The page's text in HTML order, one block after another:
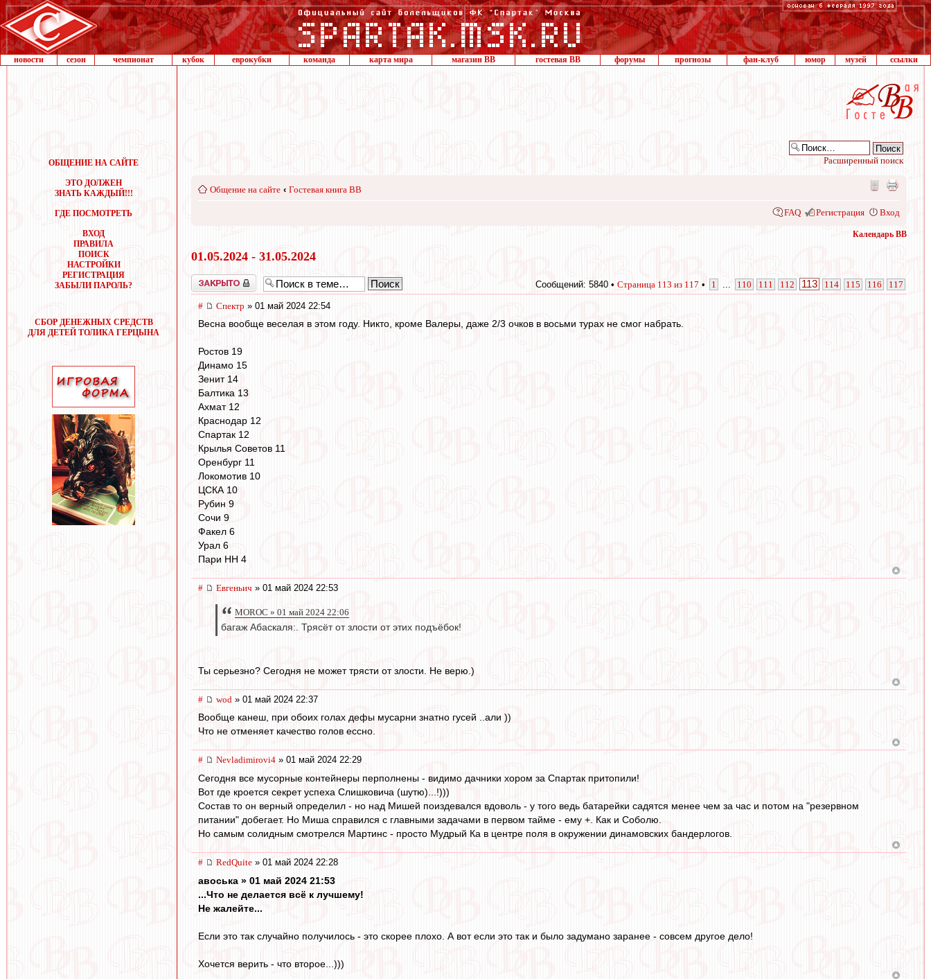
новости сезон чемпионат кубок еврокубки команда карта мира магазин ВВ гостевая ВВ форумы прогнозы фан-клуб юмор музей ссылки
ОБЩЕНИЕ НА САЙТЕ
ЭТО ДОЛЖЕН
ЗНАТЬ КАЖДЫЙ!!!
ГДЕ ПОСМОТРЕТЬ
ВХОД
ПРАВИЛА
ПОИСК
НАСТРОЙКИ
РЕГИСТРАЦИЯ
ЗАБЫЛИ ПАРОЛЬ?
СБОР ДЕНЕЖНЫХ СРЕДСТВ
ДЛЯ ДЕТЕЙ ТОЛИКА ГЕРЦЫНА
Расширенный поиск
Общение на сайте ‹ Гостевая книга ВВ
FAQ Регистрация Вход
Календарь ВВ
01.05.2024 - 31.05.2024
Закрыто Сообщений: 5840 • Страница 113 из 117 • 1 110 111 112 113 114 115 116 117
# Спектр » 01 май 2024 22:54
Весна вообще веселая в этом году. Никто, кроме Валеры, даже 2/3 очков в восьми турах не смог набрать.
Ростов 19
Динамо 15
Зенит 14
Балтика 13
Ахмат 12
Краснодар 12
Спартак 12
Крылья Советов 11
Оренбург 11
Локомотив 10
ЦСКА 10
Рубин 9
Сочи 9
Факел 6
Урал 6
Пари НН 4
# Евгеньич » 01 май 2024 22:53
MOROC » 01 май 2024 22:06
багаж Абаскаля:. Трясёт от злости от этих подъёбок!
Ты серьезно? Сегодня не может трясти от злости. Не верю.)
# wod » 01 май 2024 22:37
Вообще канеш, при обоих голах дефы мусарни знатно гусей ..али ))
Что не отменяет качество голов ессно.
# Nevladimirovi4 » 01 май 2024 22:29
Сегодня все мусорные контейнеры перполнены - видимо дачники хором за Спартак притопили!
Вот где кроется секрет успеха Слишковича (шутю)...!)))
Состав то он верный определил - но над Мишей поиздевался вдоволь - у того ведь батарейки садятся менее чем за час и потом на "резервном
питании" добегает. Но Миша справился с главными задачами в первом тайме - ему +. Как и Соболю.
Но самым солидным смотрелся Мартинс - просто Мудрый Ка в центре поля в окружении динамовских бандерлогов.
# RedQuite » 01 май 2024 22:28
авоська » 01 май 2024 21:53
...Что не делается всё к лучшему!
Не жалейте...
Если это так случайно получилось - это скорее плохо. А вот если это так и было задумано заранее - совсем другое дело!
Хочется верить - что второе...)))